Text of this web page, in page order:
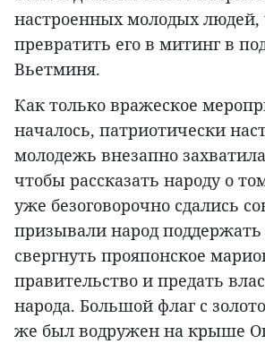
настроенных молодых людей,
превратить его в митинг в
Вьетминя.
Как только вражеское
началось, патриотически
молодежь внезапно
чтобы рассказать народу о
уже безоговорочно сдались
призывали народ
свергнуть прояпонское
правительство и предать
народа. Большой флаг с
же был водружен на крыше